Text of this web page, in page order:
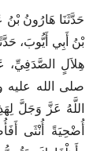
حَدَّثَنَا هَارُونُ بْنُ
بْنُ أَبِي أَيُّوبَ،
هِلاَلٍ الصَّدَفِيِّ،
صلى الله
اللَّهُ عَزَّ وَجَلَّ
أُضْحِيَةً أُنْثَى